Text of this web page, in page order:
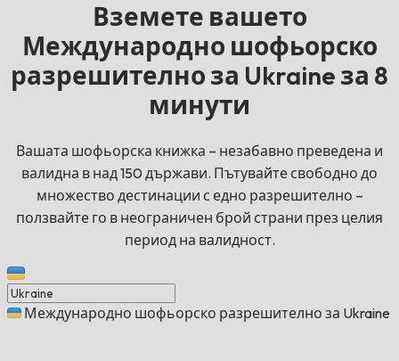
Вземете вашето
Международно шофьорско
разрешително за Ukraine за 8
минути
Вашата шофьорска книжка – незабавно преведена и
валидна в над 150 държави. Пътувайте свободно до
множество дестинации с едно разрешително –
ползвайте го в неограничен брой страни през целия
период на валидност.
Международно шофьорско разрешително за Ukraine